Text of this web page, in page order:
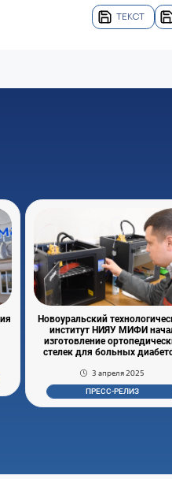
ТЕКСТ
Новоуральский
институт НИЯУ МИФИ
изготовление
стелек для больных
3 апреля 2025
ПРЕСС-РЕЛИЗ